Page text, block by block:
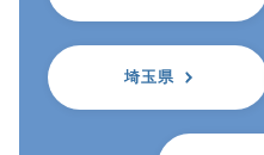
埼玉県